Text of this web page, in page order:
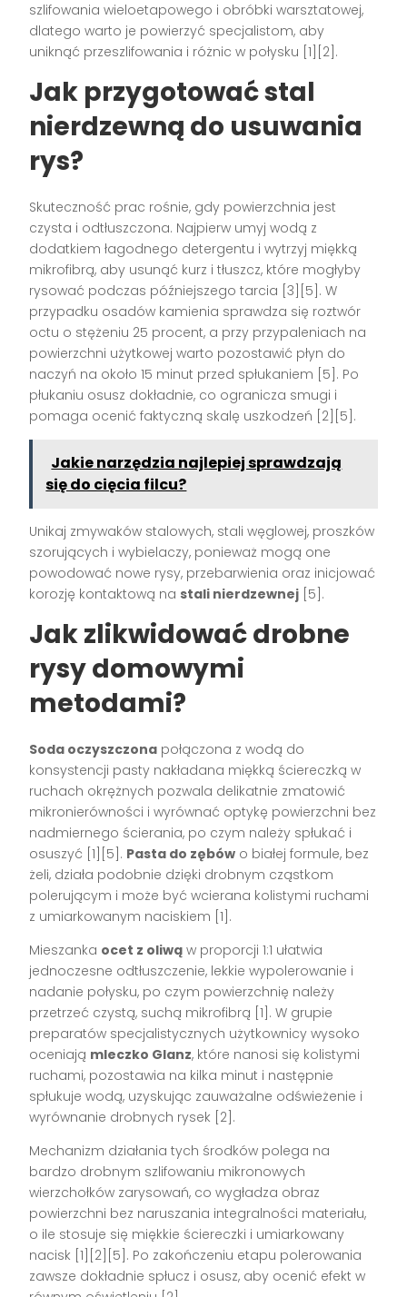
szlifowania wieloetapowego i obróbki warsztatowej,
dlatego warto je powierzyć specjalistom, aby
uniknąć przeszlifowania i różnic w połysku [1][2].
Jak przygotować stal
nierdzewną do usuwania
rys?
Skuteczność prac rośnie, gdy powierzchnia jest
czysta i odtłuszczona. Najpierw umyj wodą z
dodatkiem łagodnego detergentu i wytrzyj miękką
mikrofibrą, aby usunąć kurz i tłuszcz, które mogłyby
rysować podczas późniejszego tarcia [3][5]. W
przypadku osadów kamienia sprawdza się roztwór
octu o stężeniu 25 procent, a przy przypaleniach na
powierzchni użytkowej warto pozostawić płyn do
naczyń na około 15 minut przed spłukaniem [5]. Po
płukaniu osusz dokładnie, co ogranicza smugi i
pomaga ocenić faktyczną skalę uszkodzeń [2][5].
Jakie narzędzia najlepiej sprawdzają
się do cięcia filcu?
Unikaj zmywaków stalowych, stali węglowej, proszków
szorujących i wybielaczy, ponieważ mogą one
powodować nowe rysy, przebarwienia oraz inicjować
korozję kontaktową na stali nierdzewnej [5].
Jak zlikwidować drobne
rysy domowymi
metodami?
Soda oczyszczona połączona z wodą do
konsystencji pasty nakładana miękką ściereczką w
ruchach okrężnych pozwala delikatnie zmatowić
mikronierówności i wyrównać optykę powierzchni bez
nadmiernego ścierania, po czym należy spłukać i
osuszyć [1][5]. Pasta do zębów o białej formule, bez
żeli, działa podobnie dzięki drobnym cząstkom
polerującym i może być wcierana kolistymi ruchami
z umiarkowanym naciskiem [1].
Mieszanka ocet z oliwą w proporcji 1:1 ułatwia
jednoczesne odtłuszczenie, lekkie wypolerowanie i
nadanie połysku, po czym powierzchnię należy
przetrzeć czystą, suchą mikrofibrą [1]. W grupie
preparatów specjalistycznych użytkownicy wysoko
oceniają mleczko Glanz, które nanosi się kolistymi
ruchami, pozostawia na kilka minut i następnie
spłukuje wodą, uzyskując zauważalne odświeżenie i
wyrównanie drobnych rysek [2].
Mechanizm działania tych środków polega na
bardzo drobnym szlifowaniu mikronowych
wierzchołków zarysowań, co wygładza obraz
powierzchni bez naruszania integralności materiału,
o ile stosuje się miękkie ściereczki i umiarkowany
nacisk [1][2][5]. Po zakończeniu etapu polerowania
zawsze dokładnie spłucz i osusz, aby ocenić efekt w